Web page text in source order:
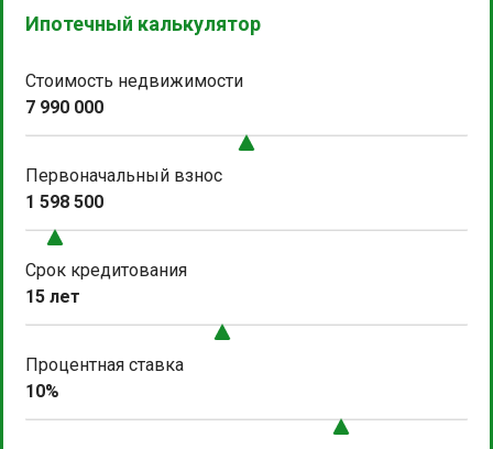
Ипотечный калькулятор
Стоимость недвижимости
7 990 000
Первоначальный взнос
1 598 500
Срок кредитования
15 лет
Процентная ставка
10%